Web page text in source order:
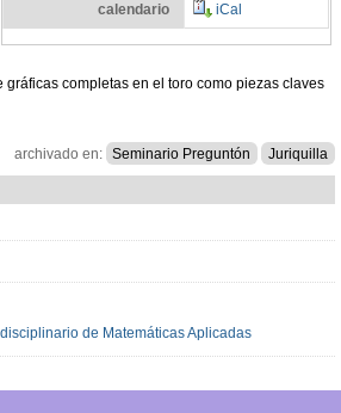
calendario
iCal
completas en el toro como piezas claves
archivado en: Seminario Preguntón Juriquilla
de Matemáticas Aplicadas